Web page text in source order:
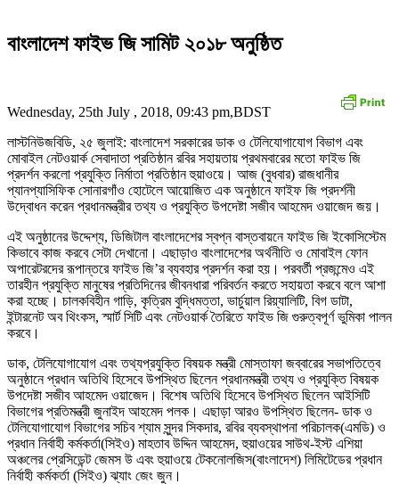
বাংলাদেশ ফাইভ জি সামিট ২০১৮ অনুষ্ঠিত
Wednesday, 25th July , 2018, 09:43 pm,BDST
লাস্টনিউজবিডি, ২৫ জুলাই: বাংলাদেশ সরকারের ডাক ও টেলিযোগাযোগ বিভাগ এবং
মোবাইল নেটওয়ার্ক সেবাদাতা প্রতিষ্ঠান রবির সহায়তায় প্রথমবারের মতো ফাইভ জি
প্রদর্শন করলো প্রযুক্তি নির্মাতা প্রতিষ্ঠান হুয়াওয়ে। আজ (বুধবার) রাজধানীর
প্যানপ্যাসিফিক সোনারগাঁও হোটেলে আয়োজিত এক অনুষ্ঠানে ফাইফ জি প্রদর্শনী
উদ্বোধন করেন প্রধানমন্ত্রীর তথ্য ও প্রযুক্তি উপদেষ্টা সজীব আহমেদ ওয়াজেদ জয়।
এই অনুষ্ঠানের উদ্দেশ্য, ডিজিটাল বাংলাদেশের স্বপ্ন বাস্তবায়নে ফাইভ জি ইকোসিস্টেম
কিভাবে কাজ করবে সেটা দেখানো। এছাড়াও বাংলাদেশের অর্থনীতি ও মোবাইল ফোন
অপারেটরদের রূপান্তরে ফাইভ জি’র ব্যবহার প্রদর্শন করা হয়। পরবর্তী প্রজন্মেও এই
তারহীন প্রযুক্তি মানুষের প্রতিদিনের জীবনধারা পরিবর্তন করতে সহায়তা করবে বলে আশা
করা হচ্ছে। চালকবিহীন গাড়ি, কৃত্রিম বুদ্ধিমত্তা, ভার্চুয়াল রিয়্যালিটি, বিগ ডাটা,
ইন্টারনেট অব থিংকস, স্মার্ট সিটি এবং নেটওয়ার্ক তৈরিতে ফাইভ জি গুরুত্বপূর্ণ ভুমিকা পালন
করবে।
ডাক, টেলিযোগাযোগ এবং তথ্যপ্রযুক্তি বিষয়ক মন্ত্রী মোস্তাফা জব্বারের সভাপতিত্বে
অনুষ্ঠানে প্রধান অতিথি হিসেবে উপস্থিত ছিলেন প্রধানমন্ত্রী তথ্য ও প্রযুক্তি বিষয়ক
উপদেষ্টা সজীব আহমেদ ওয়াজেদ। বিশেষ অতিথি হিসেবে উপস্থিত ছিলেন আইসিটি
বিভাগের প্রতিমন্ত্রী জুনাইদ আহমেদ পলক। এছাড়া আরও উপস্থিত ছিলেন- ডাক ও
টেলিযোগাযোগ বিভাগের সচিব শ্যাম সুন্দর সিকদার, রবির ব্যবস্থাপনা পরিচালক(এমডি) ও
প্রধান নির্বাহী কর্মকর্তা(সিইও) মাহতাব উদ্দিন আহমেদ, হুয়াওয়ের সাউথ-ইস্ট এশিয়া
অঞ্চলের প্রেসিডেন্ট জেমস উ এবং হুয়াওয়ে টেকনোলজিস(বাংলাদেশ) লিমিটেডের প্রধান
নির্বাহী কর্মকর্তা (সিইও) ঝ্যাং জেং জুন।